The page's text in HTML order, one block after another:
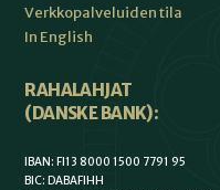
Verkkopalveluiden tila
In English
RAHALAHJAT
(DANSKE BANK):
IBAN: FI13 8000 1500 7791 95
BIC: DABAFIHH